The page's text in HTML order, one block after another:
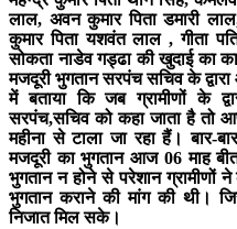
लाल, अवन कुमार पिता डमारी
कुमार पिता यशवंत लाल , गीता
सोकता नाडेव गड्ढा की खुदाई का
मजदूरी भुगतान सरपंच सचिव के
में बताया कि जब ग्रामीणों के
सरपंच,सचिव को कहा जाता है तो
महीना से टाला जा रहा हैं।
मजदूरी का भुगतान आज 06 माह
भुगतान न होने से परेशान
भुगतान कराने की मांग की थी।
निजात मिल सके।